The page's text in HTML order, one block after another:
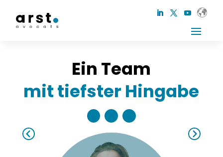
Ein Team
mit tiefster Hingabe